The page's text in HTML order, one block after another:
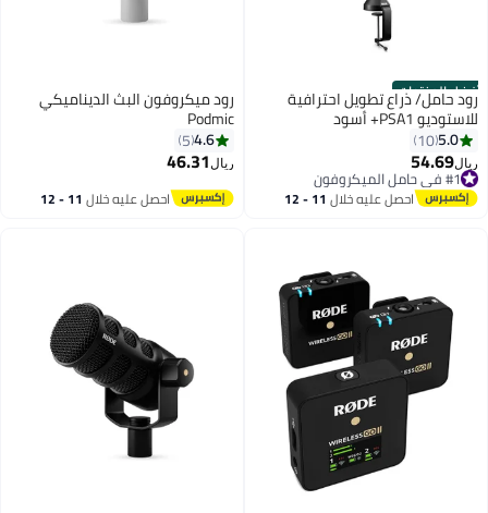
أفضل المنتجات
رود حامل/ ذراع تطويل احترافية
للاستوديو PSA1+ أسود
5.0
10
ريال54.69#1 في حامل الميكروفون
بتخلّص بسرعة
#1 في حامل الميكروفون احصل عليه خلال 11 - 12
رود ميكروفون البث الديناميكي
Podmic
4.6
5
ريال46.31
احصل عليه خلال 11 - 12